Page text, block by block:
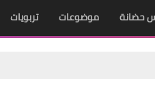
حضانة موضوعات تربويات